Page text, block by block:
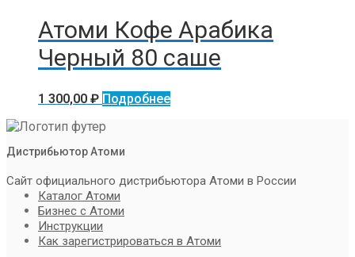
Атоми Кофе Арабика
Черный 80 саше
1 300,00 ₽ Подробнее
Дистрибьютор Атоми
Сайт официального дистрибьютора Атоми в России
Каталог Атоми
Бизнес с Атоми
Инструкции
Как зарегистрироваться в Атоми